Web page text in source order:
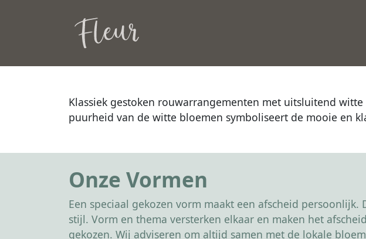
Klassiek gestoken rouwarrangementen met uitsluitend
puurheid van de witte bloemen symboliseert de mooie en
Onze Vormen
Een speciaal gekozen vorm maakt een afscheid
stijl. Vorm en thema versterken elkaar en maken het
gekozen. Wij adviseren om altijd samen met de lokale